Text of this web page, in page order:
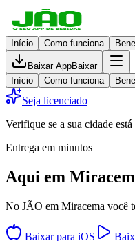
Início Como funciona
Baixar AppBaixar
Início
Como funciona
Seja licenciado
Verifique se a sua cidade
Entrega em minutos
Aqui em
No JÃO em Miracema você
Baixar para iOS